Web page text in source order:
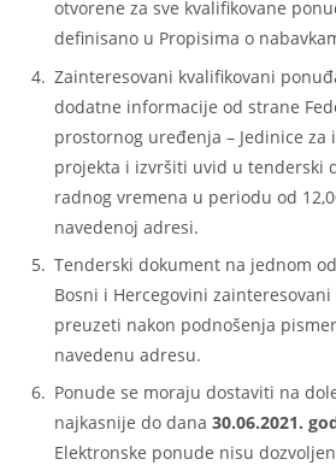
otvorene za sve kvalifikovane
definisano u Propisima o
Zainteresovani kvalifikovani
dodatne informacije od strane
prostornog uređenja – Jedinice
projekta i izvršiti uvid u tenderski
radnog vremena u periodu od
navedenoj adresi.
Tenderski dokument na jednom
Bosni i Hercegovini
preuzeti nakon podnošenja
navedenu adresu.
Ponude se moraju dostaviti na
najkasnije do dana 30.06.2021.
Elektronske ponude nisu